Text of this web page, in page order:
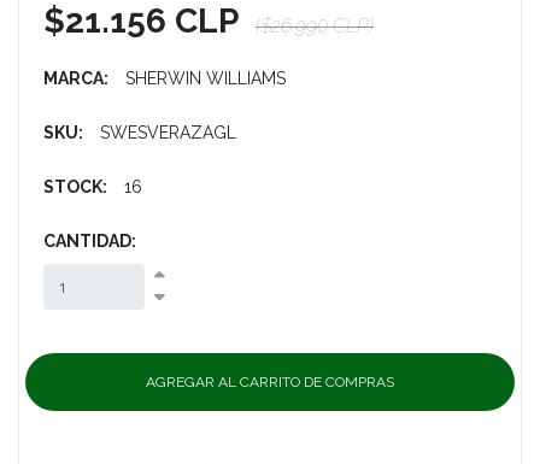
$21.156 CLP ($26.990 CLP)
MARCA: SHERWIN WILLIAMS
SKU: SWESVERAZAGL
STOCK: 16
CANTIDAD: